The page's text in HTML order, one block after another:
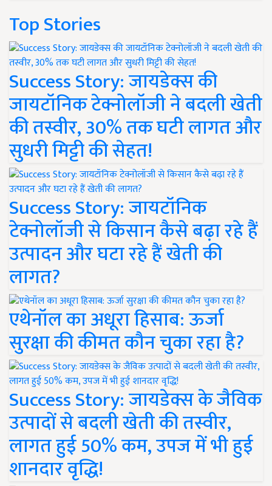
Top Stories
Success Story: जायडेक्स की
जायटॉनिक टेक्नोलॉजी ने बदली खेती
की तस्वीर, 30% तक घटी लागत और
सुधरी मिट्टी की सेहत!
Success Story: जायटॉनिक
टेक्नोलॉजी से किसान कैसे बढ़ा रहे हैं
उत्पादन और घटा रहे हैं खेती की
लागत?
एथेनॉल का अधूरा हिसाब: ऊर्जा
सुरक्षा की कीमत कौन चुका रहा है?
Success Story: जायडेक्स के जैविक
उत्पादों से बदली खेती की तस्वीर,
लागत हुई 50% कम, उपज में भी हुई
शानदार वृद्धि!